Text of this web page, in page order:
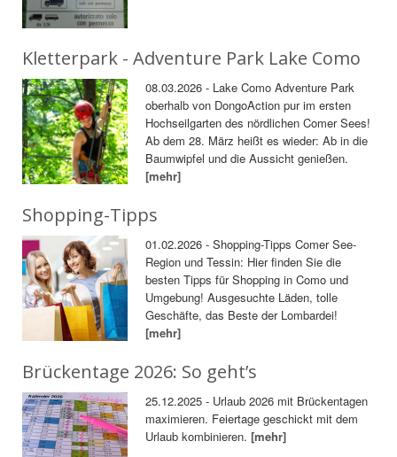
Kletterpark - Adventure Park Lake Como
08.03.2026 - Lake Como Adventure Park
oberhalb von DongoAction pur im ersten
Hochseilgarten des nördlichen Comer Sees!
Ab dem 28. März heißt es wieder: Ab in die
Baumwipfel und die Aussicht genießen.
[mehr]
Shopping-Tipps
01.02.2026 - Shopping-Tipps Comer See-
Region und Tessin: Hier finden Sie die
besten Tipps für Shopping in Como und
Umgebung! Ausgesuchte Läden, tolle
Geschäfte, das Beste der Lombardei!
[mehr]
Brückentage 2026: So geht’s
25.12.2025 - Urlaub 2026 mit Brückentagen
maximieren. Feiertage geschickt mit dem
Urlaub kombinieren.[mehr]